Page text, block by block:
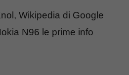
Wikipedia di Google
N96 le prime info